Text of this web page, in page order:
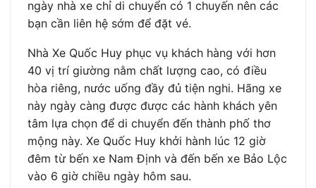
ngày nhà xe chỉ di chuyển có 1 chuyến nên các
bạn cần liên hệ sớm để đặt vé.
Nhà Xe Quốc Huy phục vụ khách hàng với hơn
40 vị trí giường nằm chất lượng cao, có điều
hòa riêng, nước uống đầy đủ tiện nghi. Hãng xe
này ngày càng được được các hành khách yên
tâm lựa chọn để di chuyển đến thành phố thơ
mộng này. Xe Quốc Huy khởi hành lúc 12 giờ
đêm từ bến xe Nam Định và đến bến xe Bảo Lộc
vào 6 giờ chiều ngày hôm sau.